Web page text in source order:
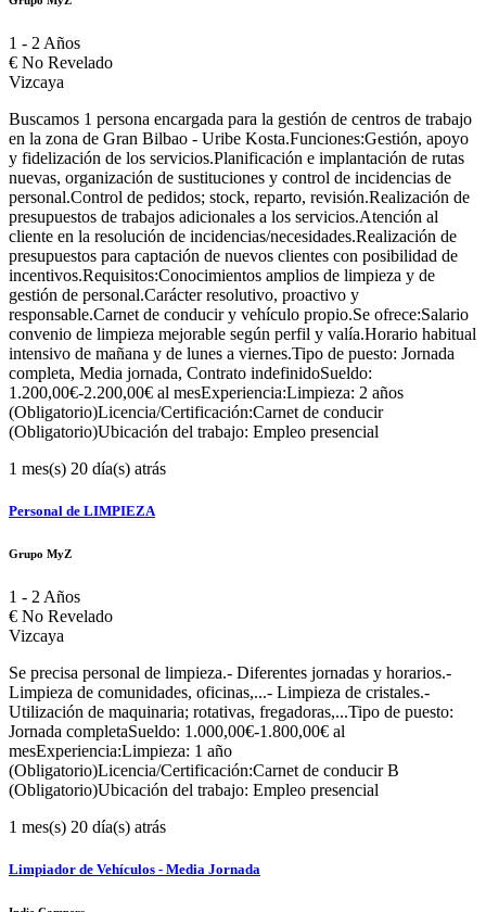
1 - 2 Años
€ No Revelado
Vizcaya
Buscamos 1 persona encargada para la gestión de centros de trabajo
en la zona de Gran Bilbao - Uribe Kosta.Funciones:Gestión, apoyo
y fidelización de los servicios.Planificación e implantación de rutas
nuevas, organización de sustituciones y control de incidencias de
personal.Control de pedidos; stock, reparto, revisión.Realización de
presupuestos de trabajos adicionales a los servicios.Atención al
cliente en la resolución de incidencias/necesidades.Realización de
presupuestos para captación de nuevos clientes con posibilidad de
incentivos.Requisitos:Conocimientos amplios de limpieza y de
gestión de personal.Carácter resolutivo, proactivo y
responsable.Carnet de conducir y vehículo propio.Se ofrece:Salario
convenio de limpieza mejorable según perfil y valía.Horario habitual
intensivo de mañana y de lunes a viernes.Tipo de puesto: Jornada
completa, Media jornada, Contrato indefinidoSueldo:
1.200,00€-2.200,00€ al mesExperiencia:Limpieza: 2 años
(Obligatorio)Licencia/Certificación:Carnet de conducir
(Obligatorio)Ubicación del trabajo: Empleo presencial
1 mes(s) 20 día(s) atrás
Personal de LIMPIEZA
Grupo MyZ
1 - 2 Años
€ No Revelado
Vizcaya
Se precisa personal de limpieza.- Diferentes jornadas y horarios.-
Limpieza de comunidades, oficinas,...- Limpieza de cristales.-
Utilización de maquinaria; rotativas, fregadoras,...Tipo de puesto:
Jornada completaSueldo: 1.000,00€-1.800,00€ al
mesExperiencia:Limpieza: 1 año
(Obligatorio)Licencia/Certificación:Carnet de conducir B
(Obligatorio)Ubicación del trabajo: Empleo presencial
1 mes(s) 20 día(s) atrás
Limpiador de Vehículos - Media Jornada